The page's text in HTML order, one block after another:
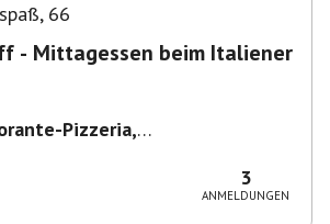
, 66
- Mittagessen beim Italiener
Pizzeria,
3
ANMELDUNGEN